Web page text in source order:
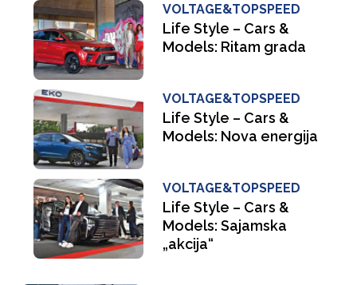
VOLTAGE&TOPSPEED
Life Style – Cars &
Models: Ritam grada
VOLTAGE&TOPSPEED
Life Style – Cars &
Models: Nova energija
VOLTAGE&TOPSPEED
Life Style – Cars &
Models: Sajamska
„akcija“